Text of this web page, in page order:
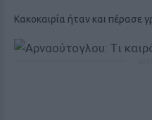
Κακοκαιρία ήταν και πέρασε